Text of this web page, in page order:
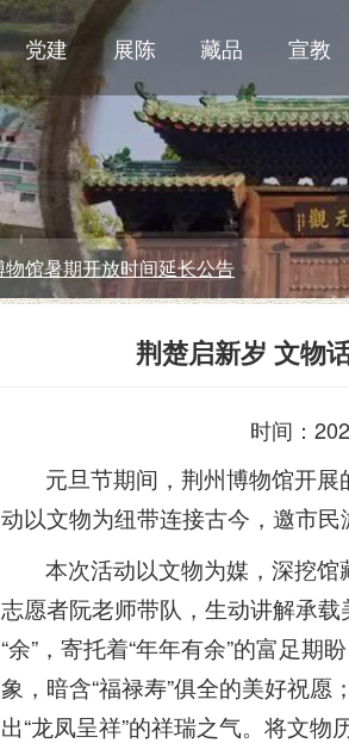
党建 展陈 藏品 宣教
荆楚启新岁 文物
时间：
元旦节期间，荆州博物馆开展
动以文物为纽带连接古今，邀市民
本次活动以文物为媒，深挖
志愿者阮老师带队，生动讲解承
“余”，寄托着“年年有余”的富足期
象，暗含“福禄寿”俱全的美好祝
出“龙凤呈祥”的祥瑞之气。将文